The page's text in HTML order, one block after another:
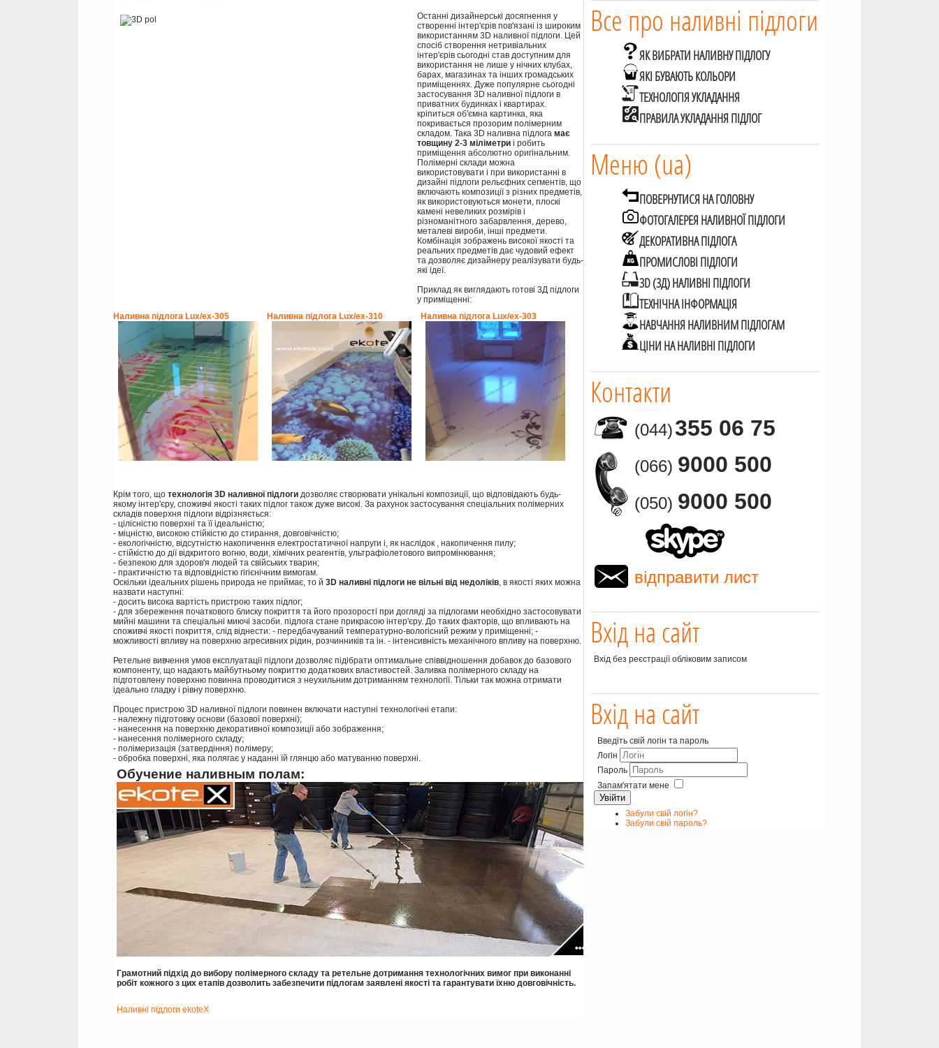
Все про наливні підлоги
ЯК ВИБРАТИ НАЛИВНУ ПІДЛОГУ
ЯКІ БУВАЮТЬ КОЛЬОРИ
ТЕХНОЛОГІЯ УКЛАДАННЯ
ПРАВИЛА УКЛАДАННЯ ПІДЛОГ
Меню (ua)
ПОВЕРНУТИСЯ НА ГОЛОВНУ
ФОТОГАЛЕРЕЯ НАЛИВНОЇ ПІДЛОГИ
ДЕКОРАТИВНА ПІДЛОГА
ПРОМИСЛОВІ ПІДЛОГИ
3D (3Д) НАЛИВНІ ПІДЛОГИ
ТЕХНІЧНА ІНФОРМАЦІЯ
НАВЧАННЯ НАЛИВНИМ ПІДЛОГАМ
ЦІНИ НА НАЛИВНІ ПІДЛОГИ
Контакти
(044)355 06 75
(066) 9000 500
(050) 9000 500
відправити лист
Вхід на сайт
Вхід без реєстрації обліковим записом
Вхід на сайт
Введіть свій логін та пароль
Логін
Пароль
Запам'ятати мене
Увійти
Забули свій логін?
Забули свій пароль?
Останні дизайнерські досягнення у
створенні інтер'єрів пов'язані із широким
використанням 3D наливної підлоги. Цей
спосіб створення нетривіальних
інтер'єрів сьогодні став доступним для
використання не лише у нічних клубах,
барах, магазинах та інших громадських
приміщеннях. Дуже популярне сьогодні
застосування 3D наливної підлоги в
приватних будинках і квартирах.
кріпиться об'ємна картинка, яка
покривається прозорим полімерним
складом. Така 3D наливна підлога має
товщину 2-3 міліметри і робить
приміщення абсолютно оригінальним.
Полімерні склади можна
використовувати і при використанні в
дизайні підлоги рельєфних сегментів, що
включають композиції з різних предметів,
як використовуються монети, плоскі
камені невеликих розмірів і
різноманітного забарвлення, дерево,
металеві вироби, інші предмети.
Комбінація зображень високої якості та
реальних предметів дає чудовий ефект
та дозволяє дизайнеру реалізувати будь-
які ідеї.
Приклад як виглядають готові 3Д підлоги
у приміщенні:
Наливна підлога Lux/ex-305
Наливна підлога Lux/ex-310 Наливна підлога Lux/ex-303
Крім того, що технологія 3D наливної підлоги дозволяє створювати унікальні композиції, що відповідають будь-
якому інтер'єру, споживчі якості таких підлог також дуже високі. За рахунок застосування спеціальних полімерних
складів поверхня підлоги відрізняється:
- цілісністю поверхні та її ідеальністю;
- міцністю, високою стійкістю до стирання, довговічністю;
- екологічністю, відсутністю накопичення електростатичної напруги і, як наслідок , накопичення пилу;
- стійкістю до дії відкритого вогню, води, хімічних реагентів, ультрафіолетового випромінювання;
- безпекою для здоров'я людей та свійських тварин;
- практичністю та відповідністю гігієнічним вимогам.
Оскільки ідеальних рішень природа не приймає, то й 3D наливні підлоги не вільні від недоліків, в якості яких можна
назвати наступні:
- досить висока вартість пристрою таких підлог;
- для збереження початкового блиску покриття та його прозорості при догляді за підлогами необхідно застосовувати
мийні машини та спеціальні миючі засоби. підлога стане прикрасою інтер'єру. До таких факторів, що впливають на
споживчі якості покриття, слід віднести: - передбачуваний температурно-вологісний режим у приміщенні; -
можливості впливу на поверхню агресивних рідин, розчинників та ін. - інтенсивність механічного впливу на поверхню.
Ретельне вивчення умов експлуатації підлоги дозволяє підібрати оптимальне співвідношення добавок до базового
компоненту, що надають майбутньому покриттю додаткових властивостей. Заливка полімерного складу на
підготовлену поверхню повинна проводитися з неухильним дотриманням технології. Тільки так можна отримати
ідеально гладку і рівну поверхню.
Процес пристрою 3D наливної підлоги повинен включати наступні технологічні етапи:
- належну підготовку основи (базової поверхні);
- нанесення на поверхню декоративної композиції або зображення;
- нанесення полімерного складу;
- полімеризація (затвердіння) полімеру;
- обробка поверхні, яка полягає у наданні їй глянцю або матуванню поверхні.
Обучение наливным полам:
Грамотний підхід до вибору полімерного складу та ретельне дотримання технологічних вимог при виконанні
робіт кожного з цих етапів дозволить забезпечити підлогам заявлені якості та гарантувати їхню довговічність.
Наливні підлоги ekoteX